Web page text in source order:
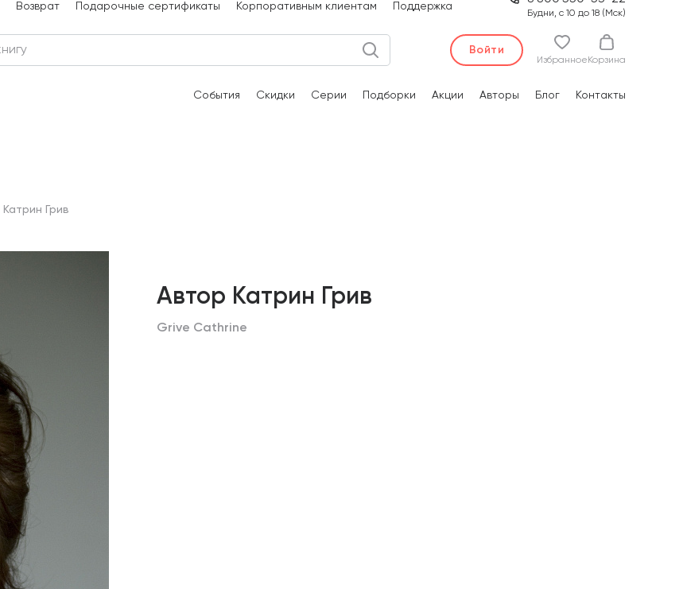
Возврат Подарочные сертификаты Корпоративным клиентам Поддержка
Будни, с 10 до 18 (Мск)
Войти
Избранное Корзина
События Скидки Серии Подборки Акции Авторы Блог Контакты
Катрин Грив
Автор Катрин Грив
Grive Cathrine